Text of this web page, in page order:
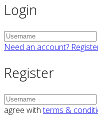
Login
Need an account?
Register
agree withterms &